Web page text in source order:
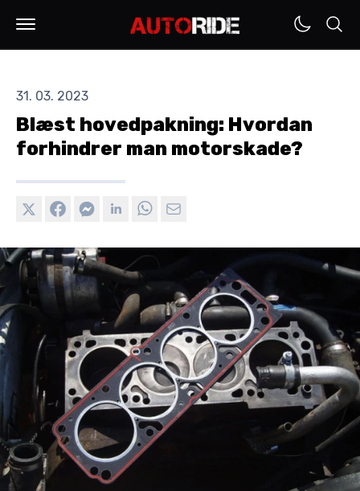
31. 03. 2023
Blæst hovedpakning: Hvordan
forhindrer man motorskade?